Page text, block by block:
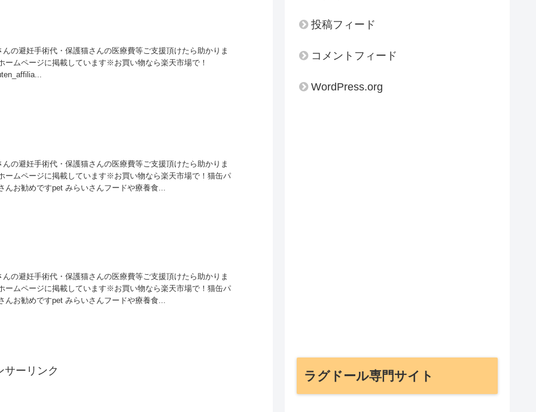
の避妊手術代・保護猫さんの医療費等ご支援頂けたら助かりま
ムページに掲載しています※お買い物なら楽天市場で！
の避妊手術代・保護猫さんの医療費等ご支援頂けたら助かりま
ームページに掲載しています※お買い物なら楽天市場で！猫缶パ
んお勧めですpet みらいさんフードや療養食...
の避妊手術代・保護猫さんの医療費等ご支援頂けたら助かりま
ームページに掲載しています※お買い物なら楽天市場で！猫缶パ
んお勧めですpet みらいさんフードや療養食...
サーリンク
投稿フィード
コメントフィード
WordPress.org
ラグドール専門サイト